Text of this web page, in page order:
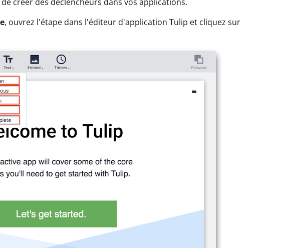
, ouvrez l'étape dans l'éditeur d'application Tulip et cliquez sur